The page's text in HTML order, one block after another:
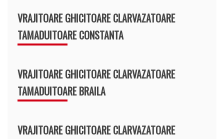
VRAJITOARE GHICITOARE CLARVAZATOARE
TAMADUITOARE CONSTANTA
VRAJITOARE GHICITOARE CLARVAZATOARE
TAMADUITOARE BRAILA
VRAJITOARE GHICITOARE CLARVAZATOARE